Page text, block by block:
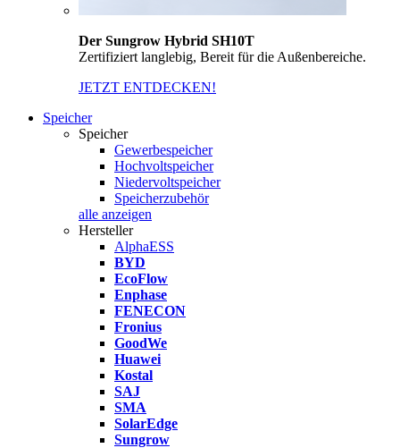
Der Sungrow Hybrid SH10T
Zertifiziert langlebig, Bereit für die Außenbereiche.
JETZT ENTDECKEN!
Speicher
Speicher
Gewerbespeicher
Hochvoltspeicher
Niedervoltspeicher
Speicherzubehör
alle anzeigen
Hersteller
AlphaESS
BYD
EcoFlow
Enphase
FENECON
Fronius
GoodWe
Huawei
Kostal
SAJ
SMA
SolarEdge
Sungrow